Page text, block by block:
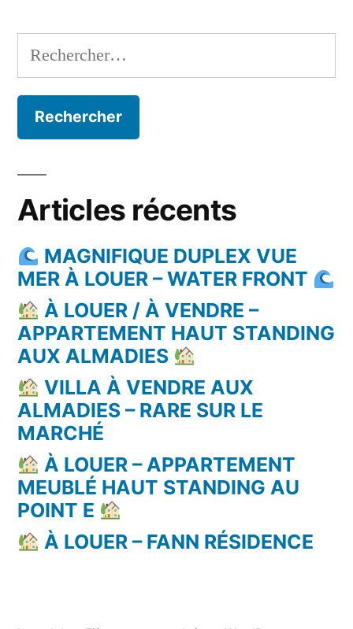
Rechercher :
Articles récents
MAGNIFIQUE DUPLEX VUE
MER À LOUER – WATER FRONT
À LOUER / À VENDRE –
APPARTEMENT HAUT STANDING
AUX ALMADIES
VILLA À VENDRE AUX
ALMADIES – RARE SUR LE
MARCHÉ
À LOUER – APPARTEMENT
MEUBLÉ HAUT STANDING AU
POINT E
À LOUER – FANN RÉSIDENCE